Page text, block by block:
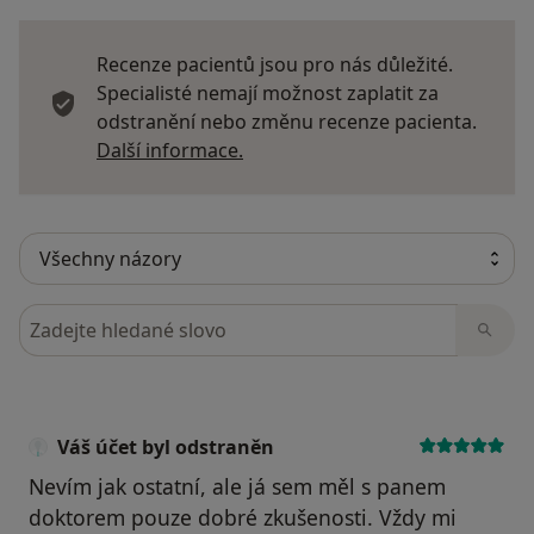
Recenze pacientů jsou pro nás důležité.
Specialisté nemají možnost zaplatit za
odstranění nebo změnu recenze pacienta.
Další informace.
Hledejte v názorech
Váš účet byl odstraněn
Nevím jak ostatní, ale já sem měl s panem
doktorem pouze dobré zkušenosti. Vždy mi